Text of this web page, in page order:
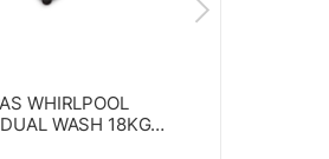
WHIRLPOOL
WASH 18KG
TITANIUM- NGO